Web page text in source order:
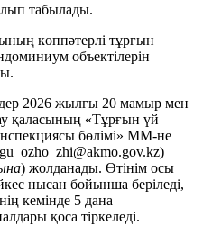
табылады.
көппәтерлі тұрғын
объектілерін
2026 жылғы 20 мамыр мен
қаласының «Тұрғын үй
бөлімі» ММ-не
) жолданады. Өтінім осы
нысан бойынша беріледі,
кемінде 5 дана
қоса тіркеледі.